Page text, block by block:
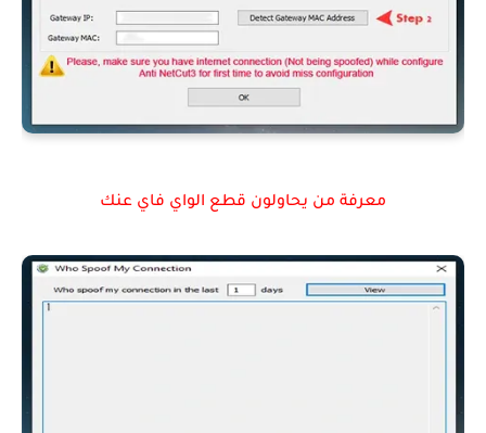
معرفة من يحاولون قطع الواي فاي عنك